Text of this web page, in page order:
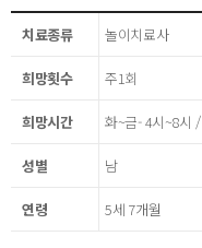
치료종류 놀이치료사
희망횟수 주1회
희망시간 화~금- 4시~8시
성별 남
연령 5세 7개월